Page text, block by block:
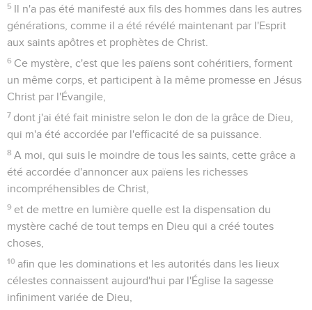
5 Il n'a pas été manifesté aux fils des hommes dans les autres
générations, comme il a été révélé maintenant par l'Esprit
aux saints apôtres et prophètes de Christ.
6 Ce mystère, c'est que les païens sont cohéritiers, forment
un même corps, et participent à la même promesse en Jésus
Christ par l'Évangile,
7 dont j'ai été fait ministre selon le don de la grâce de Dieu,
qui m'a été accordée par l'efficacité de sa puissance.
8 A moi, qui suis le moindre de tous les saints, cette grâce a
été accordée d'annoncer aux païens les richesses
incompréhensibles de Christ,
9 et de mettre en lumière quelle est la dispensation du
mystère caché de tout temps en Dieu qui a créé toutes
choses,
10 afin que les dominations et les autorités dans les lieux
célestes connaissent aujourd'hui par l'Église la sagesse
infiniment variée de Dieu,